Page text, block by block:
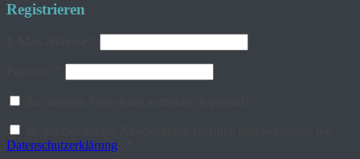
Registrieren
Datenschutzerklärung